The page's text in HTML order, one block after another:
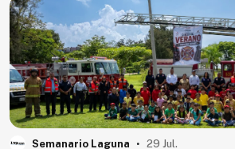
Semanario Laguna . 29 Jul.